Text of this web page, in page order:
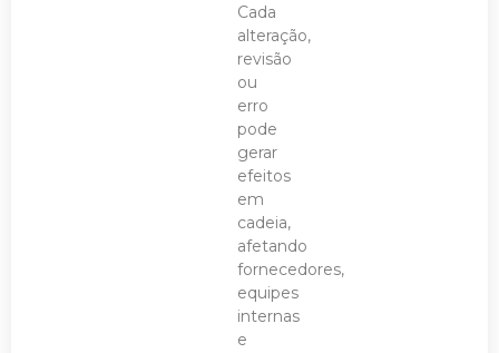
Cada
alteração,
revisão
ou
erro
pode
gerar
efeitos
em
cadeia,
afetando
fornecedores,
equipes
internas
e